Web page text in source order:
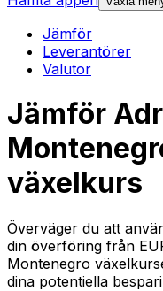
Jämför
Leverantörer
Valutor
Jämför
växelkurs
Överväger du att
din överföring från
Montenegro
dina potentiella